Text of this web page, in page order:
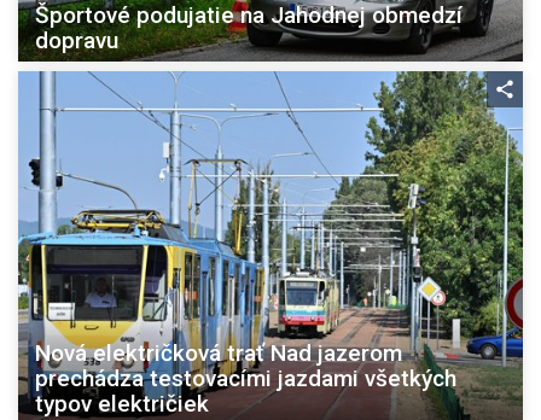
Športové podujatie na Jahodnej obmedzí
dopravu
Nová električková trať Nad jazerom
prechádza testovacími jazdami všetkých
typov električiek